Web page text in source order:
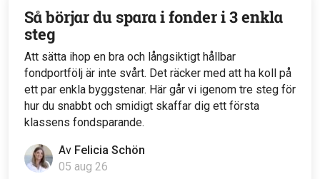
Av Felicia Schön
05 aug 26
Så börjar du spara i fonder i 3 enkla
steg
Att sätta ihop en bra och långsiktigt hållbar
fondportfölj är inte svårt. Det räcker med att ha koll på
ett par enkla byggstenar. Här går vi igenom tre steg för
hur du snabbt och smidigt skaffar dig ett första
klassens fondsparande.